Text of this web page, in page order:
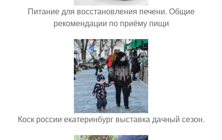
Питание для восстановления печени. Общие
рекомендации по приёму пищи
Коск россии екатеринбург выставка дачный сезон.